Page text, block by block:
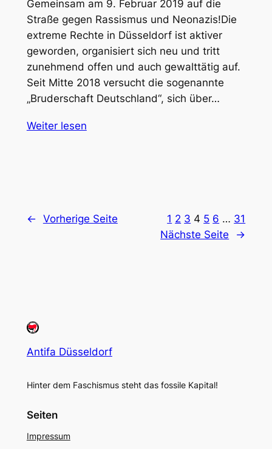
Gemeinsam am 9. Februar 2019 auf die
Straße gegen Rassismus und Neonazis!Die
extreme Rechte in Düsseldorf ist aktiver
geworden, organisiert sich neu und tritt
zunehmend offen und auch gewalttätig auf.
Seit Mitte 2018 versucht die sogenannte
„Bruderschaft Deutschland“, sich über…
Weiter lesen
← Vorherige Seite 1 2 3 4 5 6 … 31
Nächste Seite
→
Antifa Düsseldorf
Hinter dem Faschismus steht das fossile Kapital!
Seiten
Impressum